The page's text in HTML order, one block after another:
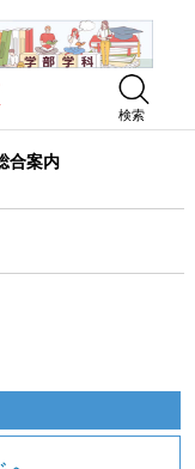
検索
合案内